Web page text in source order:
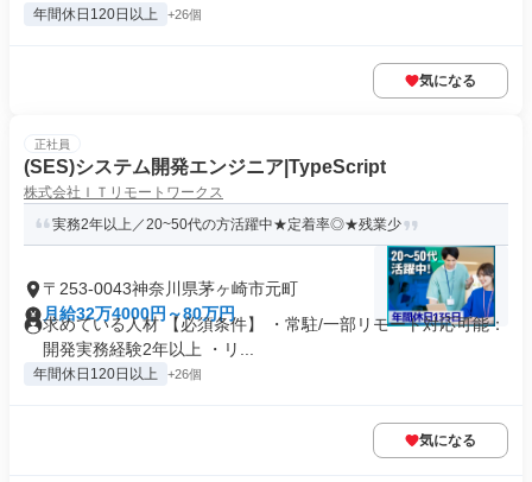
年間休日120日以上 +26個
気になる
正社員
(SES)システム開発エンジニア|TypeScript
株式会社ＩＴリモートワークス
実務2年以上／20~50代の方活躍中★定着率◎★残業少
〒253-0043神奈川県茅ヶ崎市元町
月給32万4000円～80万円
求めている人材 【必須条件】 ・常駐/一部リモート対応可能：
開発実務経験2年以上 ・リ...
年間休日120日以上 +26個
気になる